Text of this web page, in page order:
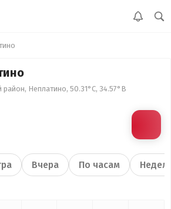
район, Неплатино, 50.31°С, 34.57°В
Вчера По часам